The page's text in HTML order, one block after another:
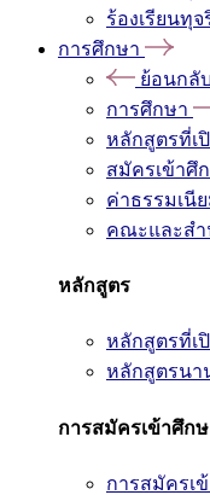
ร้องเรียนทุ
การศึกษา
ย้อนกลับ
การศึกษา
หลักสูตรที่เ
สมัครเข้าศึ
ค่าธรรมเนี
คณะและสำ
หลักสูตร
หลักสูตรที่เ
หลักสูตรนา
การสมัครเข้าศึก
การสมัคร